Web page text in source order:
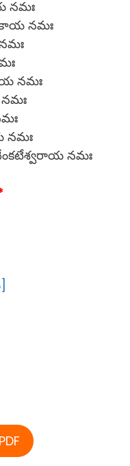
నమః
నమః
నమః
నమః
నమః
నమః